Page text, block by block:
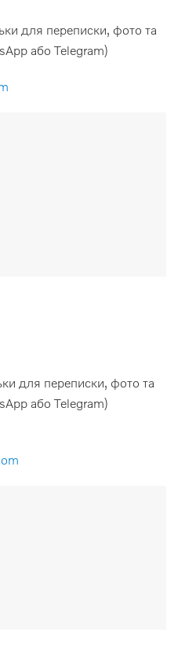
для переписки, фото та
або Telegram)
для переписки, фото та
або Telegram)